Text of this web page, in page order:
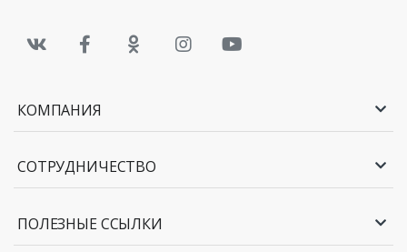
КОМПАНИЯ
СОТРУДНИЧЕСТВО
ПОЛЕЗНЫЕ ССЫЛКИ